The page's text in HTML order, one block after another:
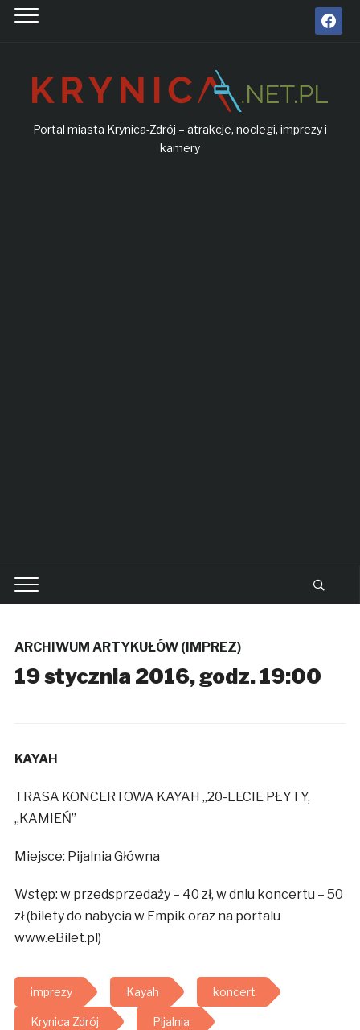
facebook
Portal miasta Krynica-Zdrój – atrakcje, noclegi, imprezy i
kamery
ARCHIWUM ARTYKUŁÓW (IMPREZ)
19 stycznia 2016, godz. 19:00
KAYAH
TRASA KONCERTOWA KAYAH „20-LECIE PŁYTY,
„KAMIEŃ”
Miejsce: Pijalnia Główna
Wstęp: w przedsprzedaży – 40 zł, w dniu koncertu – 50
zł (bilety do nabycia w Empik oraz na portalu
www.eBilet.pl)
imprezy Kayah koncert
Krynica Zdrój Pijalnia